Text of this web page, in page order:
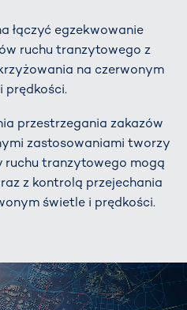
łączyć egzekwowanie
ruchu tranzytowego z
na czerwonym
prędkości.
przestrzegania zakazów
zastosowaniami tworzy
ruchu tranzytowego mogą
z kontrolą przejechania
świetle i prędkości.